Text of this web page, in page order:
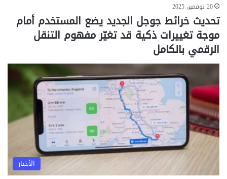
20 نوفمبر، 2025
تحديث خرائط جوجل الجديد يضع المستخدم أمام
موجة تغييرات ذكية قد تغيّر مفهوم التنقل
الرقمي بالكامل
الأخبار